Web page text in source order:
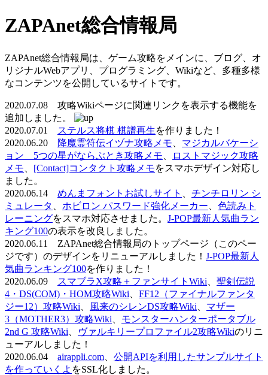
ZAPAnet総合情報局
ZAPAnet総合情報局は、ゲーム攻略をメインに、ブログ、オ
リジナルWebアプリ、プログラミング、Wikiなど、多種多様
なコンテンツを公開しているサイトです。
2020.07.08 攻略Wikiページに関連リンクを表示する機能を
追加しました。
2020.07.01
ステルス将棋 棋譜再生を作りました！
2020.06.20
降魔霊符伝イヅナ攻略メモ
マジカルバケーシ
ョン 5つの星がならぶとき攻略メモ
ロストマジック攻略
メモ
[Contact]コンタクト攻略メモをスマホデザイン対応し
ました。
2020.06.14 めんまフォントお試しサイト
チンチロリン シ
ミュレータ
ホビロン パスワード強化メーカー
色読みト
レーニングをスマホ対応させました。 J-POP最新人気曲ラン
キング100の表示を改良しました。
2020.06.11 ZAPAnet総合情報局のトップページ（このペー
ジです）のデザインをリニューアルしました！ J-POP最新人
気曲ランキング100を作りました！
2020.06.09
スマブラX攻略＋ファンサイトWiki
聖剣伝説
4・DS(COM)・HOM攻略Wiki
FF12（ファイナルファンタ
ジー12）攻略Wiki
風来のシレンDS攻略Wiki
マザー
3（MOTHER3）攻略Wiki
モンスターハンターポータブル
2nd G 攻略Wiki
ヴァルキリープロファイル2攻略Wikiのリニ
ューアルしました！
2020.06.04 airappli.com
公開APIを利用したサンプルサイト
を作っていくよ をSSL化しました。